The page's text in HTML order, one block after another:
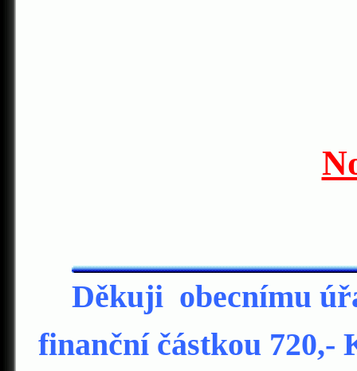
Děkuji obecnímu
finanční částkou 720,-